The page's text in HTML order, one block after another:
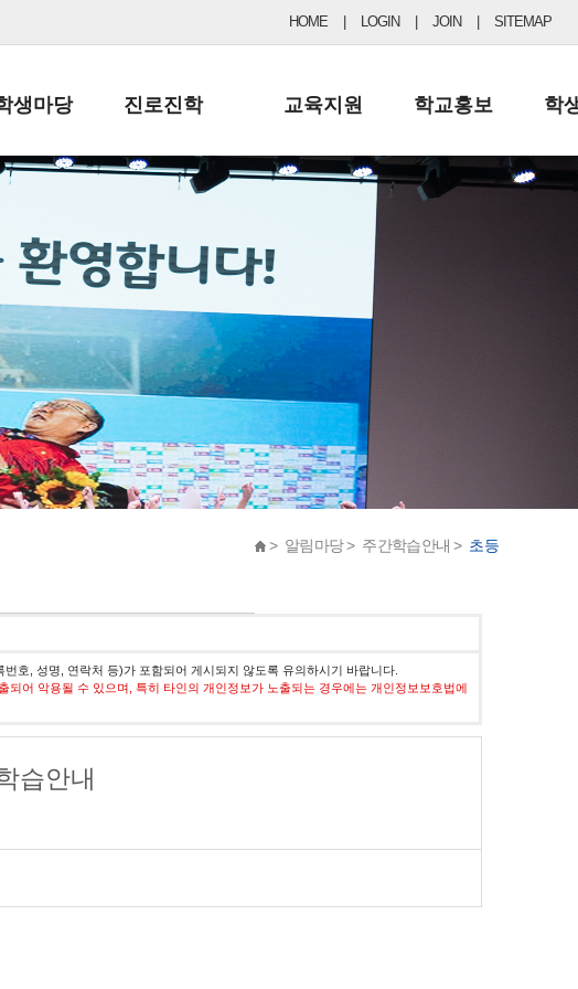
HOME LOGIN JOIN SITEMAP
생마당
생생활규정
교신문
율진로동아리
초등 소식지
진로진학
공지사항 및 입시자료
드림레터
교육지원
행정실
학교운영위원회
학교건축기금
학교홍보
보도자료
학
> 알림마당 > 주간학습안내 > 초등
호, 성명, 연락처 등)가 포함되어 게시되지 않도록 유의하시기 바랍니다.
어 악용될 수 있으며, 특히 타인의 개인정보가 노출되는 경우에는 개인정보보호법에
습안내